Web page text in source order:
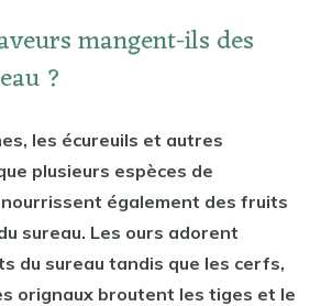
mangent-ils des
?
les écureuils et autres
plusieurs espèces de
également des fruits
sureau. Les ours adorent
du sureau tandis que les cerfs,
orignaux broutent les tiges et le